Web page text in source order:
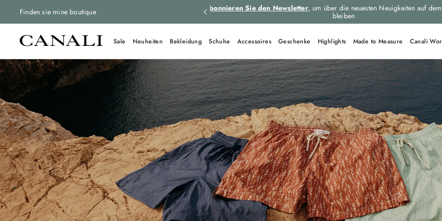
Finden sie mine boutique
Rücksendungen für alle Bestellungen. Abonnieren Sie den Newsletter, um über die neuesten Neuigkeiten auf
bleiben
Sale Neuheiten Bekleidung Schuhe Accessoires Geschenke Highlights Made to Measure Canali
SCHNELL-LINKS
C0012
Cap
Black Edition
Cut
U97003